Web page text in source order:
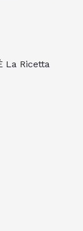
La Ricetta